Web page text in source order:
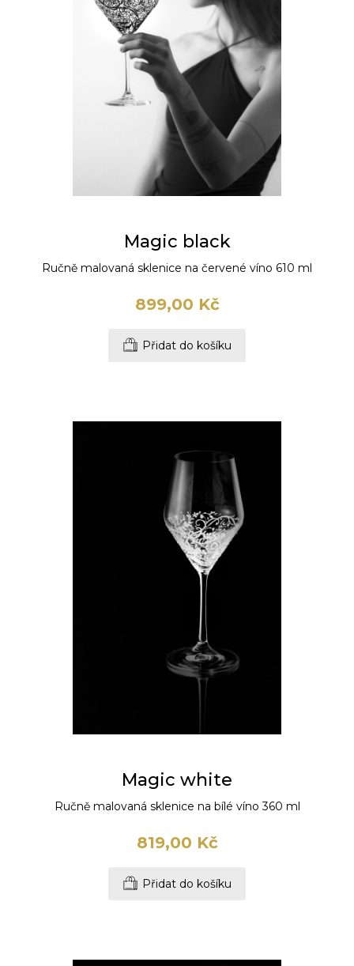
Magic black
Ručně malovaná sklenice na červené víno 610 ml
899,00 Kč
Přidat do košíku
Magic white
Ručně malovaná sklenice na bílé víno 360 ml
819,00 Kč
Přidat do košíku